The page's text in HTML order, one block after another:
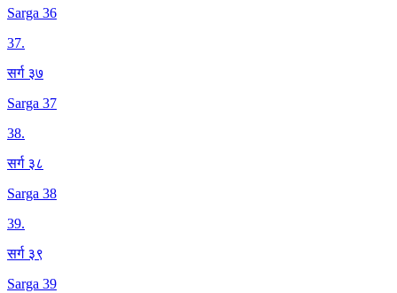
Sarga 36
37.
सर्ग ३७
Sarga 37
38.
सर्ग ३८
Sarga 38
39.
सर्ग ३९
Sarga 39